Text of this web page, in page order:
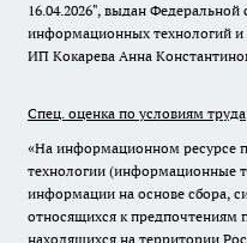
16.04.2026", выдан
информационных технологий
ИП Кокарева Анна
Спец. оценка по условиям труда
«На информационном ресурсе
технологии (информационные
информации на основе сбора,
относящихся к предпочтениям
находящихся на территории